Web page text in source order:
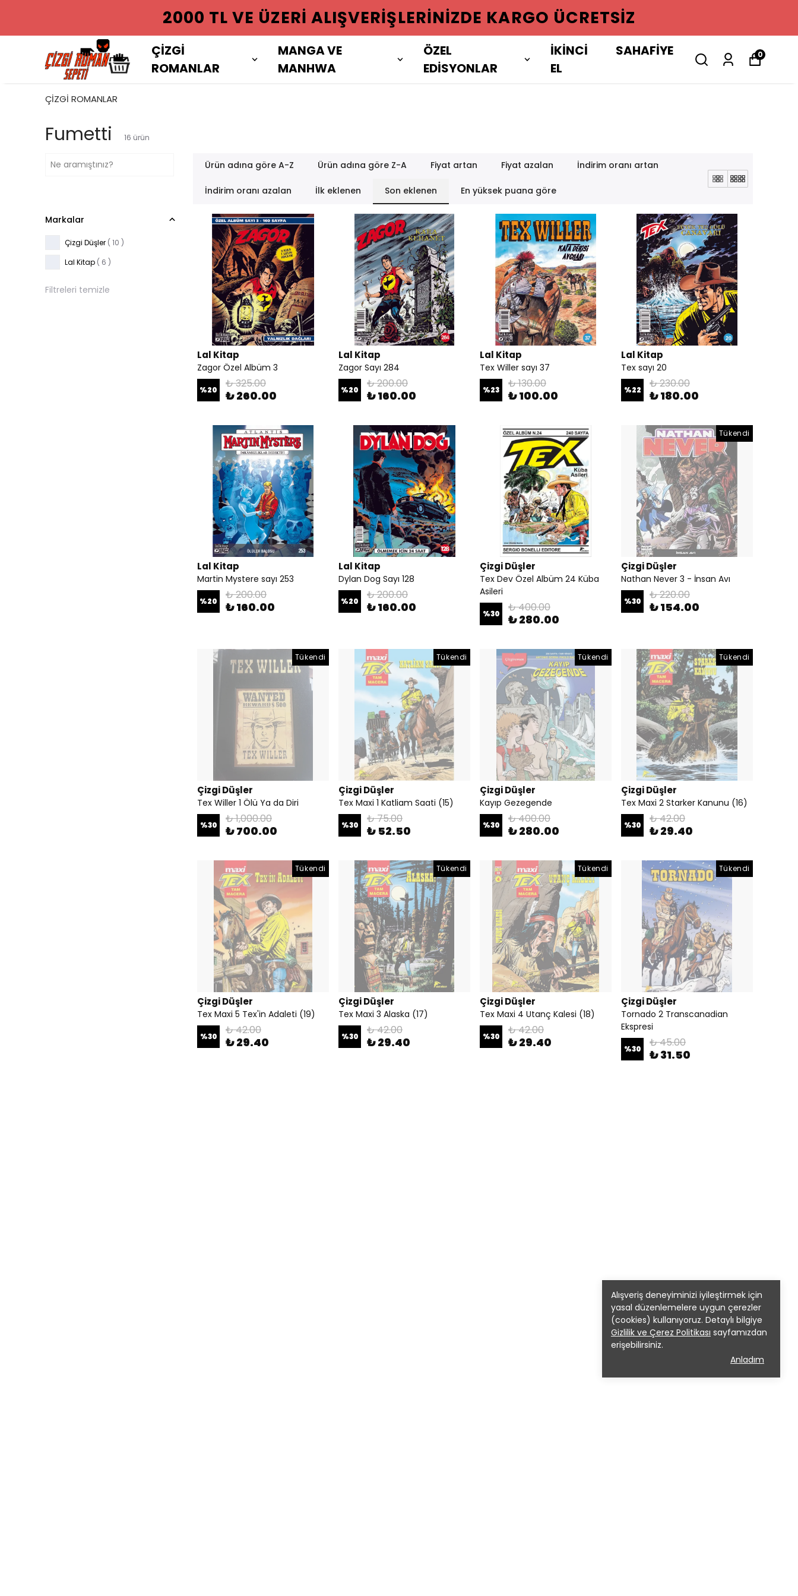
2000 TL VE ÜZERI ALIŞVERIŞLERINIZDE KARGO ÜCRETSIZ
ÇİZGİ
ROMANLAR
MANGA VE
MANHWA
ÖZEL
EDİSYONLAR
İKİNCİ
EL
SAHAFİYE 0
Alışveriş deneyiminizi iyileştirmek için
yasal düzenlemelere uygun çerezler
(cookies) kullanıyoruz. Detaylı bilgiye
Gizlilik ve Çerez Politikası sayfamızdan
erişebilirsiniz.
Anladım
ÇİZGİ ROMANLAR
Fumetti 16 ürün
Ürün adına göre A-Z Ürün adına göre Z-A Fiyat artan Fiyat azalan İndirim oranı artan
İndirim oranı azalan İlk eklenen Son eklenen En yüksek puana göre
Markalar
Çizgi Düşler ( 10 )
Lal Kitap ( 6 )
Filtreleri temizle
Lal Kitap
Zagor Özel Albüm 3
%20 ₺ 325.00
₺ 260.00
Lal Kitap
Zagor Sayı 284
%20 ₺ 200.00
₺ 160.00
Lal Kitap
Tex Willer sayı 37
%23 ₺ 130.00
₺ 100.00
Lal Kitap
Tex sayı 20
%22 ₺ 230.00
₺ 180.00
Lal Kitap
Martin Mystere sayı 253
%20 ₺ 200.00
₺ 160.00
Lal Kitap
Dylan Dog Sayı 128
%20 ₺ 200.00
₺ 160.00
Çizgi Düşler
Tex Dev Özel Albüm 24 Küba
Asileri
%30 ₺ 400.00
₺ 280.00
Tükendi
Çizgi Düşler
Nathan Never 3 - İnsan Avı
%30 ₺ 220.00
₺ 154.00
Tükendi
Çizgi Düşler
Tex Willer 1 Ölü Ya da Diri
%30 ₺ 1,000.00
₺ 700.00
Tükendi
Çizgi Düşler
Tex Maxi 1 Katliam Saati (15)
%30 ₺ 75.00
₺ 52.50
Tükendi
Çizgi Düşler
Kayıp Gezegende
%30 ₺ 400.00
₺ 280.00
Tükendi
Çizgi Düşler
Tex Maxi 2 Starker Kanunu (16)
%30 ₺ 42.00
₺ 29.40
Tükendi
Çizgi Düşler
Tex Maxi 5 Tex'in Adaleti (19)
%30 ₺ 42.00
₺ 29.40
Tükendi
Çizgi Düşler
Tex Maxi 3 Alaska (17)
%30 ₺ 42.00
₺ 29.40
Tükendi
Çizgi Düşler
Tex Maxi 4 Utanç Kalesi (18)
%30 ₺ 42.00
₺ 29.40
Tükendi
Çizgi Düşler
Tornado 2 Transcanadian
Ekspresi
%30 ₺ 45.00
₺ 31.50